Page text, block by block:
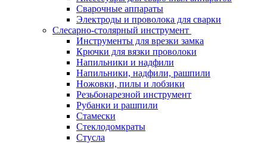
Сварочные аппараты
Электроды и проволока для сварки
Слесарно-столярный инструмент
Инструменты для врезки замка
Крючки для вязки проволоки
Напильники и надфили
Напильники, надфили, рашпили
Ножовки, пилы и лобзики
Резьбонарезной инструмент
Рубанки и рашпили
Стамески
Стеклодомкраты
Стусла